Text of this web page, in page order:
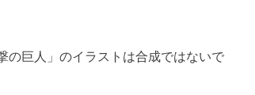
の巨人」のイラストは合成ではないで